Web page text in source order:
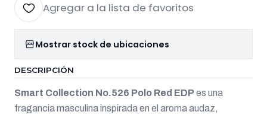
Agregar a la lista de favoritos
Mostrar stock de ubicaciones
DESCRIPCIÓN
Smart Collection No.526 Polo Red EDPes una
fragancia masculina inspirada en el aroma audaz,